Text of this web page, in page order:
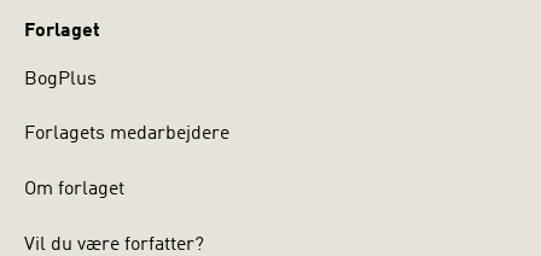
Forlaget
BogPlus
Forlagets medarbejdere
Om forlaget
Vil du være forfatter?